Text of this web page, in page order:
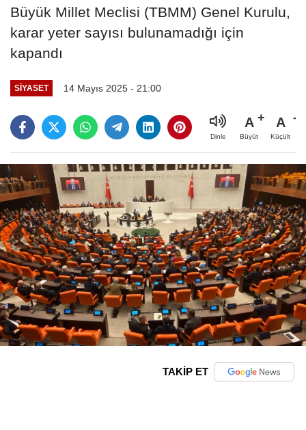
Büyük Millet Meclisi (TBMM) Genel Kurulu,
karar yeter sayısı bulunamadığı için
kapandı
SIYASET 14 Mayıs 2025 - 21:00
Dinle
A
Büyüt
A
Küçült
TAKİP ET